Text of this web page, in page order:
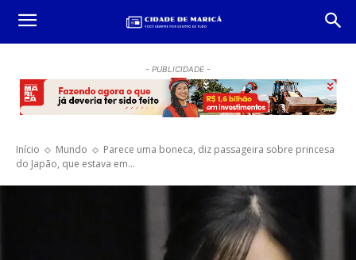
- PUBLICIDADE -
Início Mundo
Parece uma boneca, diz passageira sobre princesa
do Japão, que estava em...